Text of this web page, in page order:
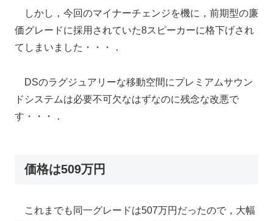
しかし，今回のマイナーチェンジを機に，前期型の廉
価グレードに採用されていた8スピーカーに格下げされ
てしまいました・・・．
DSのラグジュアリーな移動空間にプレミアムサウン
ドシステムは必要不可欠なはずなのに残念な改悪で
す・・・．
価格は509万円
これまでも同一グレードは507万円だったので，大幅